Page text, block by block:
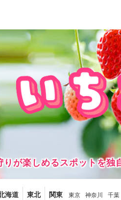
が楽しめるスポットを
海道 東北 関東 東京 神奈川 千葉